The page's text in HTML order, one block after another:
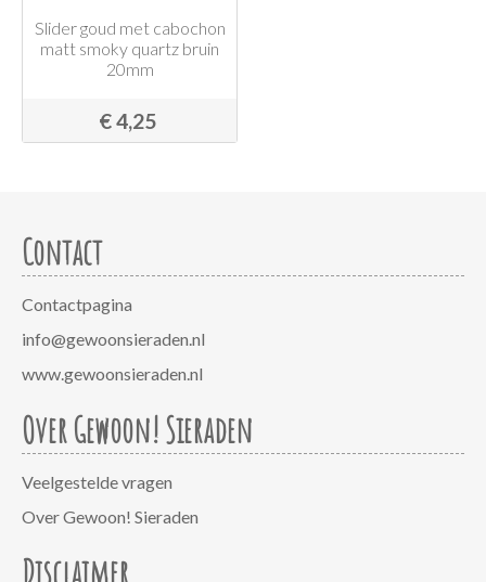
Slider goud met cabochon
matt smoky quartz bruin
20mm
€ 4,25
Contact
Contactpagina
info@gewoonsieraden.nl
www.gewoonsieraden.nl
Over Gewoon! Sieraden
Veelgestelde vragen
Over Gewoon! Sieraden
Disclaimer